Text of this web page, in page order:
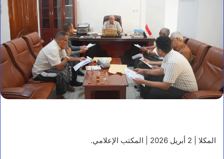
المكلا | 2 أبريل 2026 | المكتب الإعلامي.